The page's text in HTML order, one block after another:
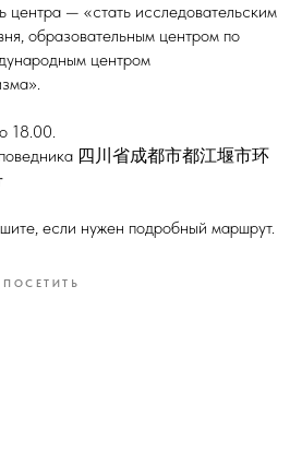
центра — «стать исследовательским
образовательным центром по
центром
18.00.
四川省成都市都江堰市环
если нужен подробный маршрут.